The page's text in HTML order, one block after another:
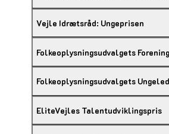
Vejle Idrætsråd: Ungeprisen
Folkeoplysningsudvalgets
Folkeoplysningsudvalgets
EliteVejles Talentudviklingspris